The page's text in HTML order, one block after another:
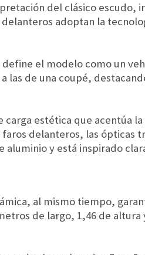
del clásico escudo,
adoptan la
el modelo como un
las de una coupé,
estética que acentúa
delanteros, las ópticas
y está inspirado
al mismo tiempo,
de largo, 1,46 de altura